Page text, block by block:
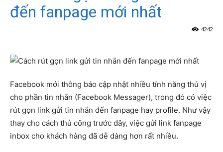
đến fanpage mới nhất
4242
Facebook mới thông báo cập nhật nhiều tính năng thú vị
cho phần tin nhắn (Facebook Messager), trong đó có việc
rút gọn link gửi tin nhắn đến fanpage hay profile. Như vậy
thay cho cách thủ công trước đây, việc gửi link fanpage
inbox cho khách hàng đã dễ dàng hơn rất nhiều.